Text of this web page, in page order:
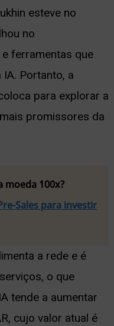
esteve no
no
ferramentas que
Portanto, a
para explorar a
promissores da
moeda 100x?
Sales para investir
a rede e é
o que
tende a aumentar
cujo valor atual é